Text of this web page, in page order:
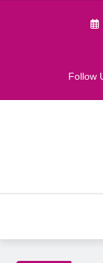
Follow